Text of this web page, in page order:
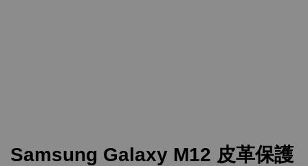
Samsung Galaxy M12 皮革保護